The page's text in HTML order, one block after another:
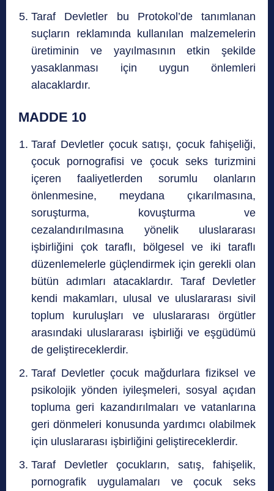
Taraf Devletler bu Protokol’de tanımlanan
suçların reklamında kullanılan malzemelerin
üretiminin ve yayılmasının etkin şekilde
yasaklanması için uygun önlemleri
alacaklardır.
MADDE 10
Taraf Devletler çocuk satışı, çocuk fahişeliği,
çocuk pornografisi ve çocuk seks turizmini
içeren faaliyetlerden sorumlu olanların
önlenmesine, meydana çıkarılmasına,
soruşturma, kovuşturma ve
cezalandırılmasına yönelik uluslararası
işbirliğini çok taraflı, bölgesel ve iki taraflı
düzenlemelerle güçlendirmek için gerekli olan
bütün adımları atacaklardır. Taraf Devletler
kendi makamları, ulusal ve uluslararası sivil
toplum kuruluşları ve uluslararası örgütler
arasındaki uluslararası işbirliği ve eşgüdümü
de geliştireceklerdir.
Taraf Devletler çocuk mağdurlara fiziksel ve
psikolojik yönden iyileşmeleri, sosyal açıdan
topluma geri kazandırılmaları ve vatanlarına
geri dönmeleri konusunda yardımcı olabilmek
için uluslararası işbirliğini geliştireceklerdir.
Taraf Devletler çocukların, satış, fahişelik,
pornografik uygulamaları ve çocuk seks